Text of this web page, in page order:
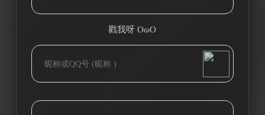
戳我呀 OωO
Tieba